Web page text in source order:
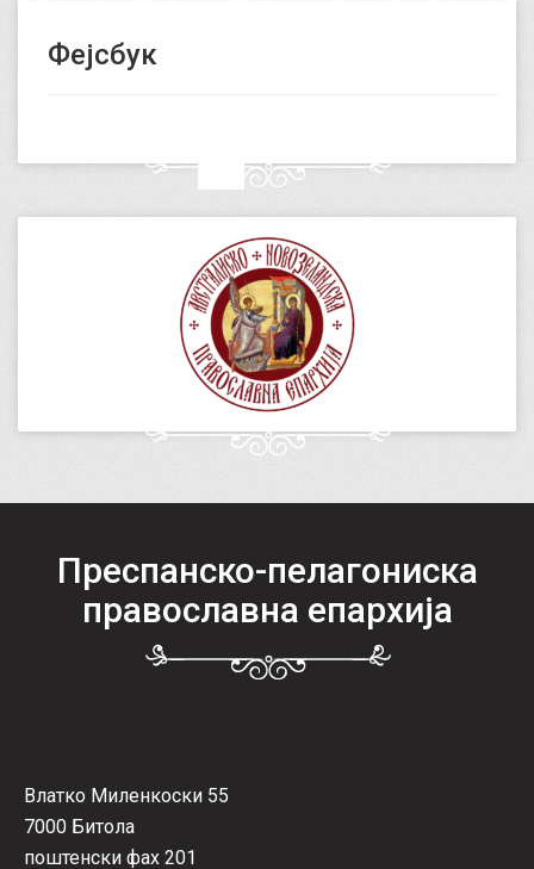
Фејсбук
Преспанско-пелагониска
православна епархија
Влатко Миленкоски 55
7000 Битола
поштенски фах 201